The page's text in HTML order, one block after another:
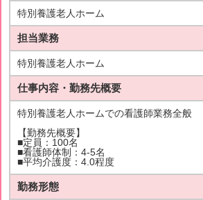
特別養護老人ホーム
担当業務
特別養護老人ホーム
仕事内容・勤務先概要
特別養護老人ホームでの看護師業務全般
【勤務先概要】
■定員：100名
■看護師体制：4-5名
■平均介護度：4.0程度
勤務形態